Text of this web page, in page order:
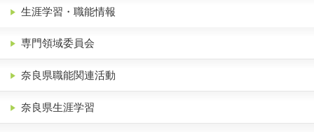
生涯学習・職能情報
専門領域委員会
奈良県職能関連活動
奈良県生涯学習